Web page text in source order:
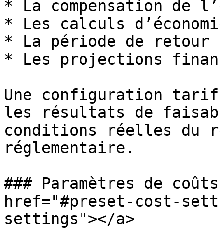
* La compensation de
* Les calculs
* La période de retour
* Les projections
Une configuration
les résultats de
conditions réelles du
réglementaire.
### Paramètres de
href="#preset-cost-
settings"></a>